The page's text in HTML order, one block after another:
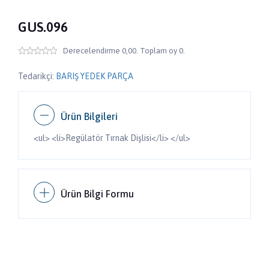
GUS.096
Derecelendirme 0,00. Toplam oy 0.
Tedarikçi: BARIŞ YEDEK PARÇA
Ürün Bilgileri
<ul> <li>Regülatör Tırnak Dişlisi</li> </ul>
Ürün Bilgi Formu